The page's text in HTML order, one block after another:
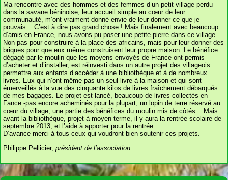
Ma rencontre avec des hommes et des femmes d’un petit village perdu
dans la savane béninoise, leur accueil simple au cœur de leur
communauté, m’ont vraiment donné envie de leur donner ce que je
pouvais... C’est à dire pas grand chose ! Mais finalement avec beaucoup
d’amis en France, nous avons pu poser une petite pierre dans ce village.
Non pas pour construire à la place des africains, mais pour leur donner des
briques pour que eux même construisent leur propre maison. Le bénéfice
dégagé par le moulin que les moyens envoyés de France ont permis
d’acheter et d’installer, est réinvesti dans un autre projet des villageois :
permettre aux enfants d’accéder à une bibliothèque et à de nombreux
livres. Eux qui n’ont même pas un seul livre à la maison et qui sont
émerveillés à la vue des cinquante kilos de livres fraîchement débarqués
de mes bagages. Le projet est lancé, beaucoup de livres collectés en
Fance -pas encore acheminés pour la plupart, un lopin de terre réservé au
cœur du village, une partie des bénéfices du moulin mis de côtés... Mais
avant la bibliothèque, projet à moyen terme, il y aura la rentrée scolaire de
septembre 2013, et l’aide à apporter pour la rentrée.
D’avance merci à tous ceux qui voudront bien soutenir ces projets.
Philippe Pellicier, président de l’association.